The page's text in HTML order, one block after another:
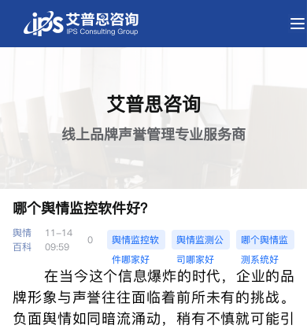
艾普思咨询
线上品牌声誉管理专业服务商
哪个舆情监控软件好？
舆情
百科
11-14
09:59
0
舆情监控软
件哪家好
舆情监测公
司哪家好
哪个舆情监
测系统好
在当今这个信息爆炸的时代，企业的品
牌形象与声誉往往面临着前所未有的挑战。
负面舆情如同暗流涌动，稍有不慎就可能引